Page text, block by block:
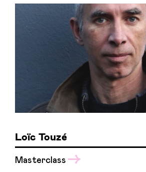
Loïc Touzé
Masterclass